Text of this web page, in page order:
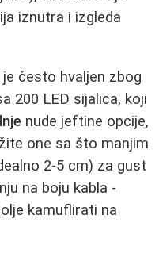
iznutra i izgleda
je često hvaljen zbog
200 LED sijalica, koji
nude jeftine opcije,
one sa što manjim
2-5 cm) za gust
na boju kabla -
kamuflirati na